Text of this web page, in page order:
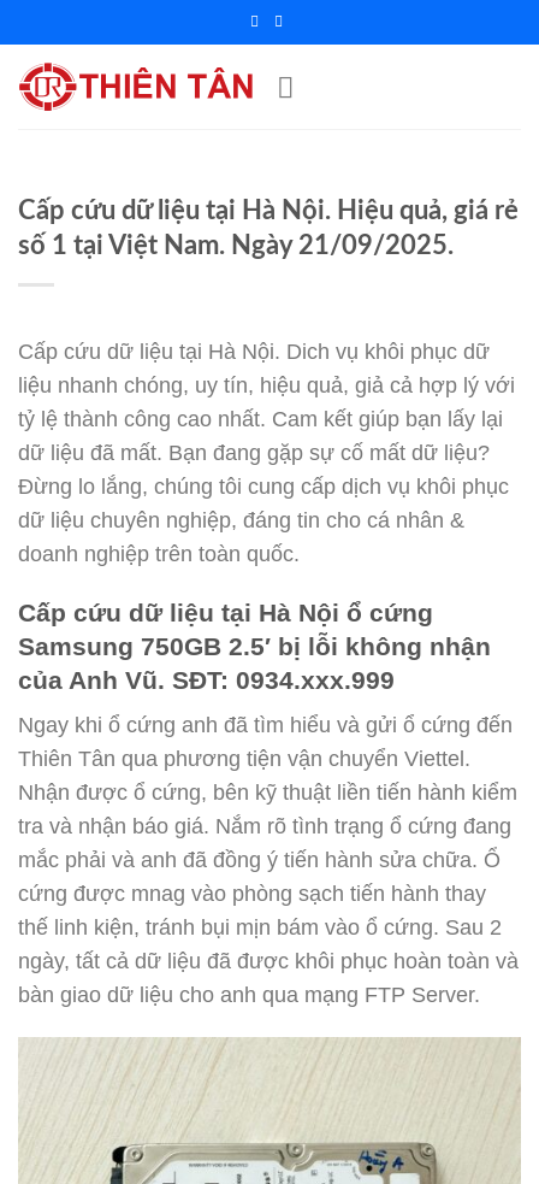
đến
nội
dung
Cấp cứu dữ liệu tại Hà Nội. Hiệu quả, giá rẻ
số 1 tại Việt Nam. Ngày 21/09/2025.
Cấp cứu dữ liệu tại Hà Nội. Dich vụ khôi phục dữ
liệu nhanh chóng, uy tín, hiệu quả, giả cả hợp lý với
tỷ lệ thành công cao nhất. Cam kết giúp bạn lấy lại
dữ liệu đã mất. Bạn đang gặp sự cố mất dữ liệu?
Đừng lo lắng, chúng tôi cung cấp dịch vụ khôi phục
dữ liệu chuyên nghiệp, đáng tin cho cá nhân &
doanh nghiệp trên toàn quốc.
Cấp cứu dữ liệu tại Hà Nội ổ cứng
Samsung 750GB 2.5′ bị lỗi không nhận
của Anh Vũ. SĐT: 0934.xxx.999
Ngay khi ổ cứng anh đã tìm hiểu và gửi ổ cứng đến
Thiên Tân qua phương tiện vận chuyển Viettel.
Nhận được ổ cứng, bên kỹ thuật liền tiến hành kiểm
tra và nhận báo giá. Nắm rõ tình trạng ổ cứng đang
mắc phải và anh đã đồng ý tiến hành sửa chữa. Ổ
cứng được mnag vào phòng sạch tiến hành thay
thế linh kiện, tránh bụi mịn bám vào ổ cứng. Sau 2
ngày, tất cả dữ liệu đã được khôi phục hoàn toàn và
bàn giao dữ liệu cho anh qua mạng FTP Server.